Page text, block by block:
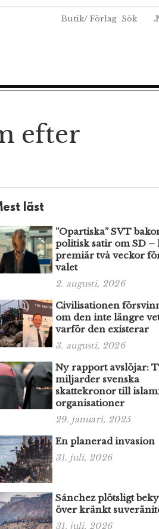
Butik/ Förlag Sök
efter
läst
”Opartiska” SVT
politisk satir om SD –
premiär två veckor
valet
2. augusti, 2026
Civilisationen
om den inte längre
varför den existerar
3. augusti, 2026
Ny rapport avslöjar:
miljarder svenska
skattekronor till
organisationer
29. januari, 2025
En planerad invasion
31. juli, 2026
Sánchez plötsligt
över kränkt
31. juli, 2026